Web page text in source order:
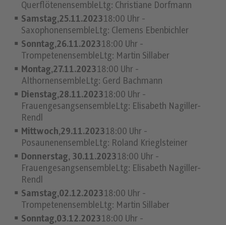
QuerflötenensembleLtg: Christiane Dorfmann
Samstag,25.11.202318:00 Uhr -
SaxophonensembleLtg: Clemens Ebenbichler
Sonntag,26.11.202318:00 Uhr -
TrompetenensembleLtg: Martin Sillaber
Montag,27.11.202318:00 Uhr -
AlthornensembleLtg: Gerd Bachmann
Dienstag,28.11.202318:00 Uhr -
FrauengesangsensembleLtg: Elisabeth Nagiller-
Rendl
Mittwoch,29.11.202318:00 Uhr -
PosaunenensembleLtg: Roland Krieglsteiner
Donnerstag, 30.11.202318:00 Uhr -
FrauengesangsensembleLtg: Elisabeth Nagiller-
Rendl
Samstag,02.12.202318:00 Uhr -
TrompetenensembleLtg: Martin Sillaber
Sonntag,03.12.202318:00 Uhr -